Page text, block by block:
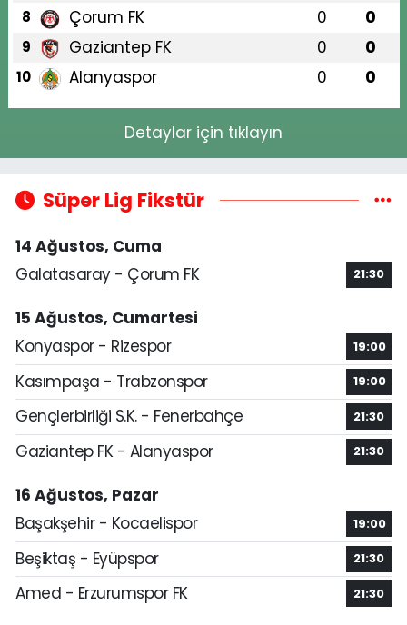
8 Çorum FK 0 0
9 Gaziantep FK 0 0
10 Alanyaspor 0 0
Detaylar için tıklayın
Süper Lig Fikstür
14 Ağustos, Cuma
Galatasaray - Çorum FK
21:30
15 Ağustos, Cumartesi
Konyaspor - Rizespor
19:00
Kasımpaşa - Trabzonspor 19:00
Gençlerbirliği S.K. - Fenerbahçe 21:30
Gaziantep FK - Alanyaspor 21:30
16 Ağustos, Pazar
Başakşehir - Kocaelispor
19:00
Beşiktaş - Eyüpspor 21:30
Amed - Erzurumspor FK 21:30